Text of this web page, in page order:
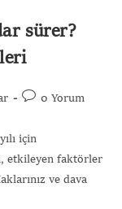
sürer?
0 Yorum
için
etkileyen faktörler
ve dava